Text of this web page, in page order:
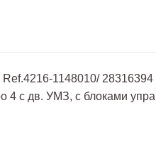
1148010/
4 с дв. УМЗ, с блоками